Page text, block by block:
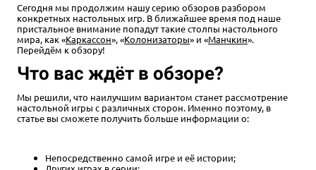
Сегодня мы продолжим нашу серию обзоров разбором
конкретных настольных игр. В ближайшее время под наше
пристальное внимание попадут такие столпы настольного
мира, как «Каркассон», «Колонизаторы» и «Манчкин».
Перейдём к обзору!
Что вас ждёт в обзоре?
Мы решили, что наилучшим вариантом станет рассмотрение
настольной игры с различных сторон. Именно поэтому, в
статье вы сможете получить больше информации о:
Непосредственно самой игре и её истории;